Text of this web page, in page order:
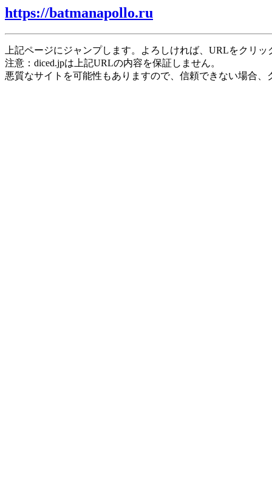
https://batmanapollo.ru
上記ページにジャンプします。よろしければ、URLをクリ
注意：diced.jpは上記URLの内容を保証しません。
悪質なサイトを可能性もありますので、信頼できない場合、